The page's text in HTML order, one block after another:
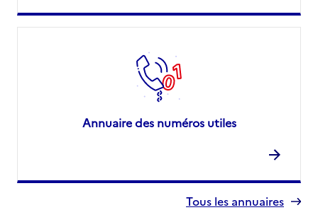
Annuaire des numéros utiles
Tous les annuaires